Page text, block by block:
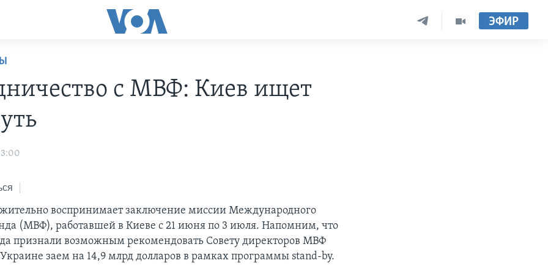
ЭФИР
с МВФ: Киев ищет
воспринимает заключение миссии Международного
(МВФ), работавшей в Киеве с 21 июня по 3 июля. Напомним, что
признали возможным рекомендовать Совету директоров МВФ
Украине заем на 14,9 млрд долларов в рамках программы stand-by.